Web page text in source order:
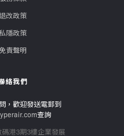
退改政策
隱政策
責聲明
絡我們
，歡迎發送電郵到
查詢
港3期3樓企業發展